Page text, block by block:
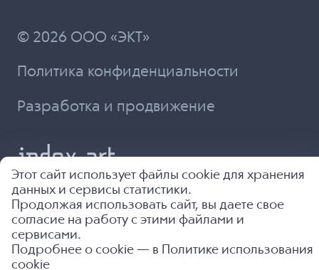
© 2026 ООО «ЭКТ»
Политика конфиденциальности
Разработка и продвижение
Этот сайт использует файлы cookie для хранения
данных и сервисы статистики.
Продолжая использовать сайт, вы даете свое
согласие на работу с этими файлами и
сервисами.
Подробнее о cookie — в
Политике использования
cookie